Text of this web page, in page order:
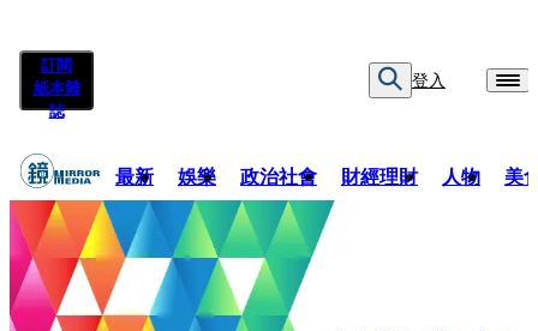
訂閱
紙本雜
誌
登入
最新 娛樂 政治社會 財經理財 人物 美